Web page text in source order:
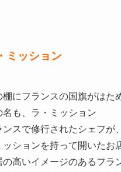
ミッション
棚にフランスの国旗がはた
名も、ラ・ミッション
ンスで修行されたシェフが
ッションを持って開いたお
の高いイメージのあるフラ